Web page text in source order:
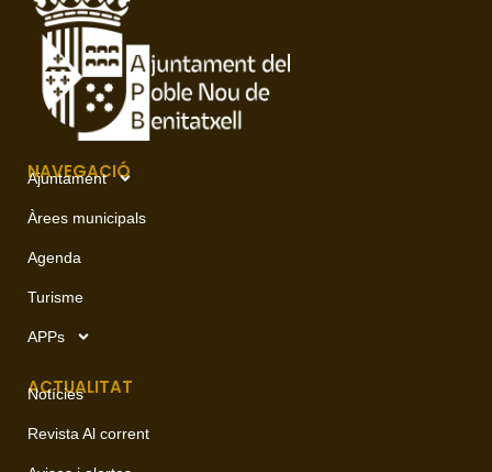
NAVEGACIÓ
Ajuntament
Àrees municipals
Agenda
Turisme
APPs
ACTUALITAT
Notícies
Revista Al corrent